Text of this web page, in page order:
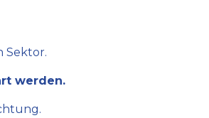
Sektor.
werden.